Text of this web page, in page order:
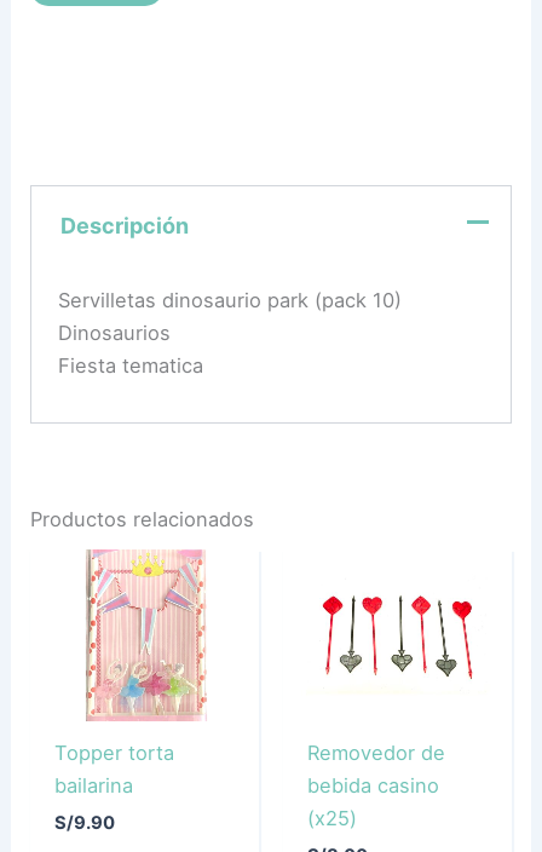
Descripción
Servilletas dinosaurio park (pack 10)
Dinosaurios
Fiesta tematica
Productos relacionados
Topper torta
bailarina
S/9.90
Removedor de
bebida casino
(x25)